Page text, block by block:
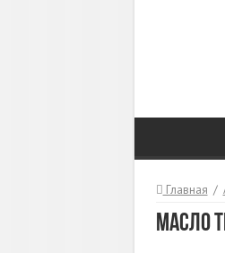
Главная /
Масло